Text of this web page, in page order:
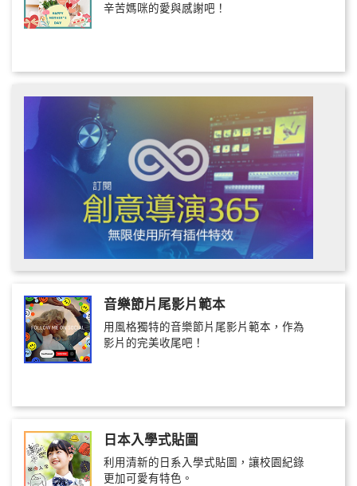
辛苦媽咪的愛與感謝吧！
音樂節片尾影片範本
用風格獨特的音樂節片尾影片範本，作為
影片的完美收尾吧！
日本入學式貼圖
利用清新的日系入學式貼圖，讓校園紀錄
更加可愛有特色。